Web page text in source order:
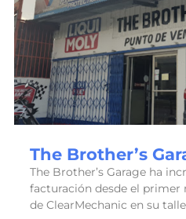
The Brother’s
The Brother’s Garage ha
facturación desde el
de ClearMechanic en su